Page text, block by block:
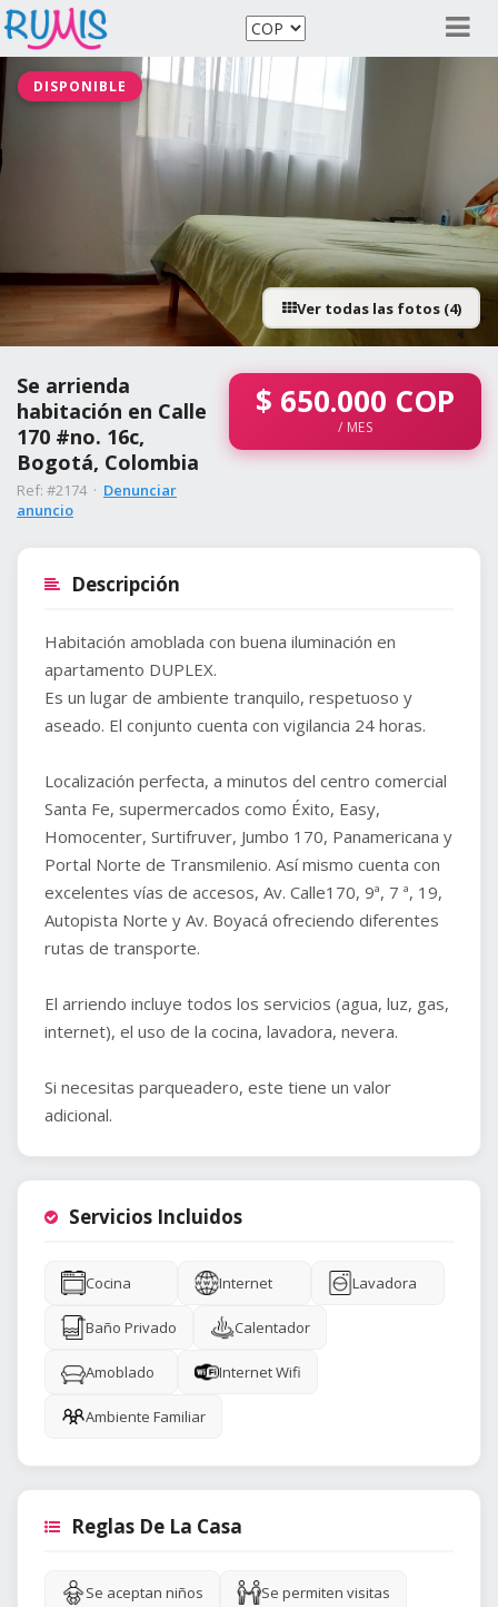
DISPONIBLE
Ver todas las fotos (4)
Se arrienda
habitación en Calle
170 #no. 16c,
Bogotá, Colombia
Ref: #2174 · Denunciar
anuncio
$ 650.000 COP
/ MES
Descripción
Habitación amoblada con buena iluminación en
apartamento DUPLEX.
Es un lugar de ambiente tranquilo, respetuoso y
aseado. El conjunto cuenta con vigilancia 24 horas.
Localización perfecta, a minutos del centro comercial
Santa Fe, supermercados como Éxito, Easy,
Homocenter, Surtifruver, Jumbo 170, Panamericana y
Portal Norte de Transmilenio. Así mismo cuenta con
excelentes vías de accesos, Av. Calle170, 9ª, 7 ª, 19,
Autopista Norte y Av. Boyacá ofreciendo diferentes
rutas de transporte.
El arriendo incluye todos los servicios (agua, luz, gas,
internet), el uso de la cocina, lavadora, nevera.
Si necesitas parqueadero, este tiene un valor
adicional.
Servicios Incluidos
Cocina Internet Lavadora
Baño Privado Calentador
Amoblado Internet Wifi
Ambiente Familiar
Reglas De La Casa
Se aceptan niños Se permiten visitas